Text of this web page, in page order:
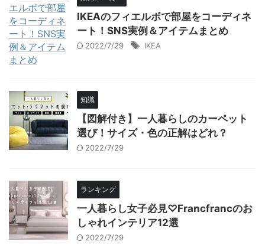
IKEAのフィエルボで部屋をコーディネ
ート！SNS実例＆アイテムまとめ
2022/7/29 IKEA
知識
【図解付き】一人暮らしのカーペット
選び！サイズ・色の正解はどれ？
2022/7/29
ランキング
一人暮らし女子必見♡Francfrancのお
しゃれインテリア12選
2022/7/29